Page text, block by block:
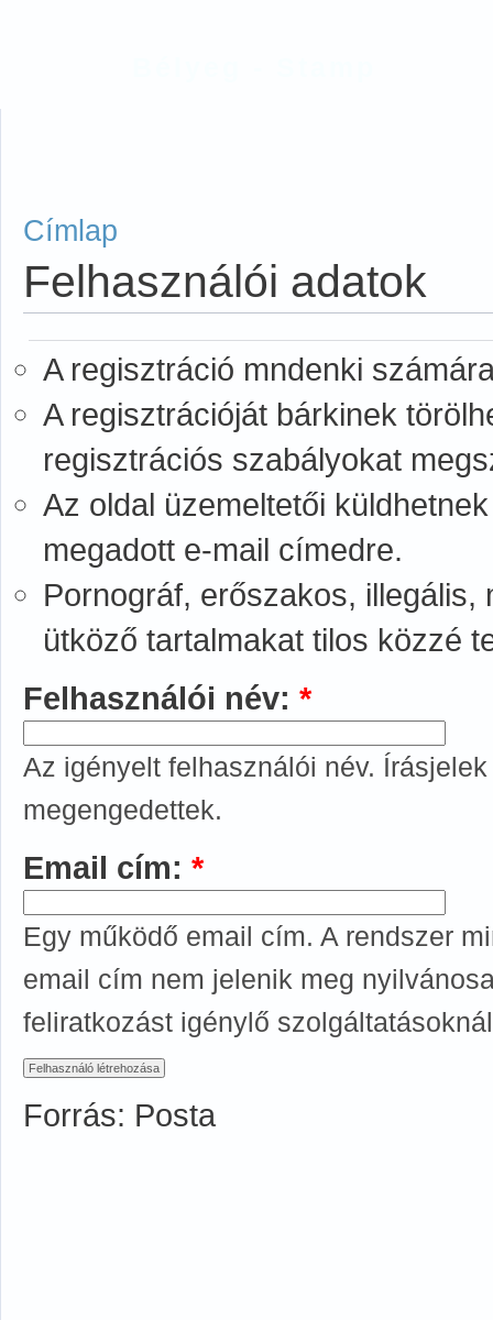
Címlap
Felhasználói adatok
A regisztráció mndenki
A regisztrációját bárkinek
regisztrációs szabályokat
Az oldal üzemeltetői
megadott e-mail címedre.
Pornográf, erőszakos,
ütköző tartalmakat tilos közzé
Felhasználói név: *
Az igényelt felhasználói név.
megengedettek.
Email cím: *
Egy működő email cím. A rendszer
email cím nem jelenik meg
feliratkozást igénylő
Forrás: Posta